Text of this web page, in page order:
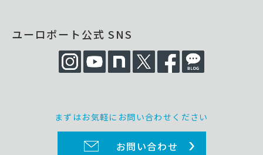
ユーロポート公式 SNS
まずはお気軽にお問い合わせください
お問い合わせ